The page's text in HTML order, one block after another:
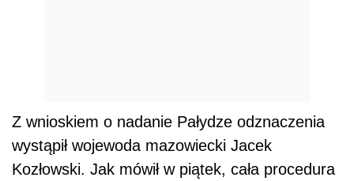
Z wnioskiem o nadanie Pałydze odznaczenia
wystąpił wojewoda mazowiecki Jacek
Kozłowski. Jak mówił w piątek, cała procedura